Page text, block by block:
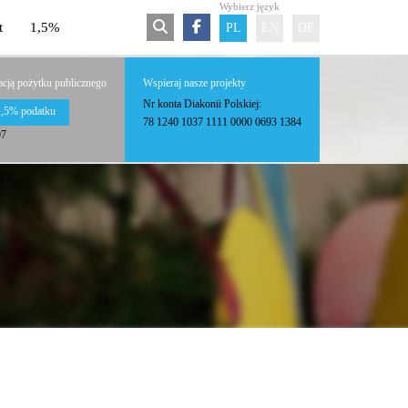
1,5%
Wybierz język
PL
pożytku publicznego
podatku
Wspieraj nasze projekty
Nr konta Diakonii Polskiej:
78 1240 1037 1111 0000 0693 1384